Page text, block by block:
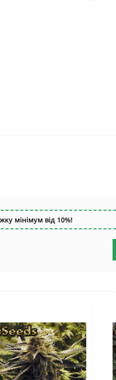
мінімум від 10%!